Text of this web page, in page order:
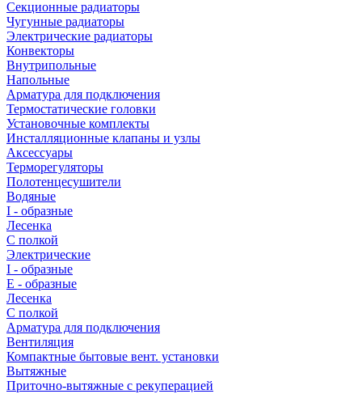
Секционные радиаторы
Чугунные радиаторы
Электрические радиаторы
Конвекторы
Внутрипольные
Напольные
Арматура для подключения
Термостатические головки
Установочные комплекты
Инсталляционные клапаны и узлы
Аксессуары
Терморегуляторы
Полотенцесушители
Водяные
I - образные
Лесенка
С полкой
Электрические
I - образные
E - образные
Лесенка
С полкой
Арматура для подключения
Вентиляция
Компактные бытовые вент. установки
Вытяжные
Приточно-вытяжные с рекуперацией